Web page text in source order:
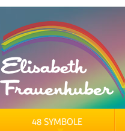
48 SYMBOLE